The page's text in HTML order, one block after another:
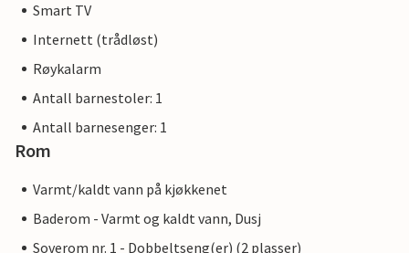
Smart TV
Internett (trådløst)
Røykalarm
Antall barnestoler: 1
Antall barnesenger: 1
Rom
Varmt/kaldt vann på kjøkkenet
Baderom - Varmt og kaldt vann, Dusj
Soverom nr. 1 - Dobbeltseng(er) (2 plasser)